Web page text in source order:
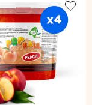
Add